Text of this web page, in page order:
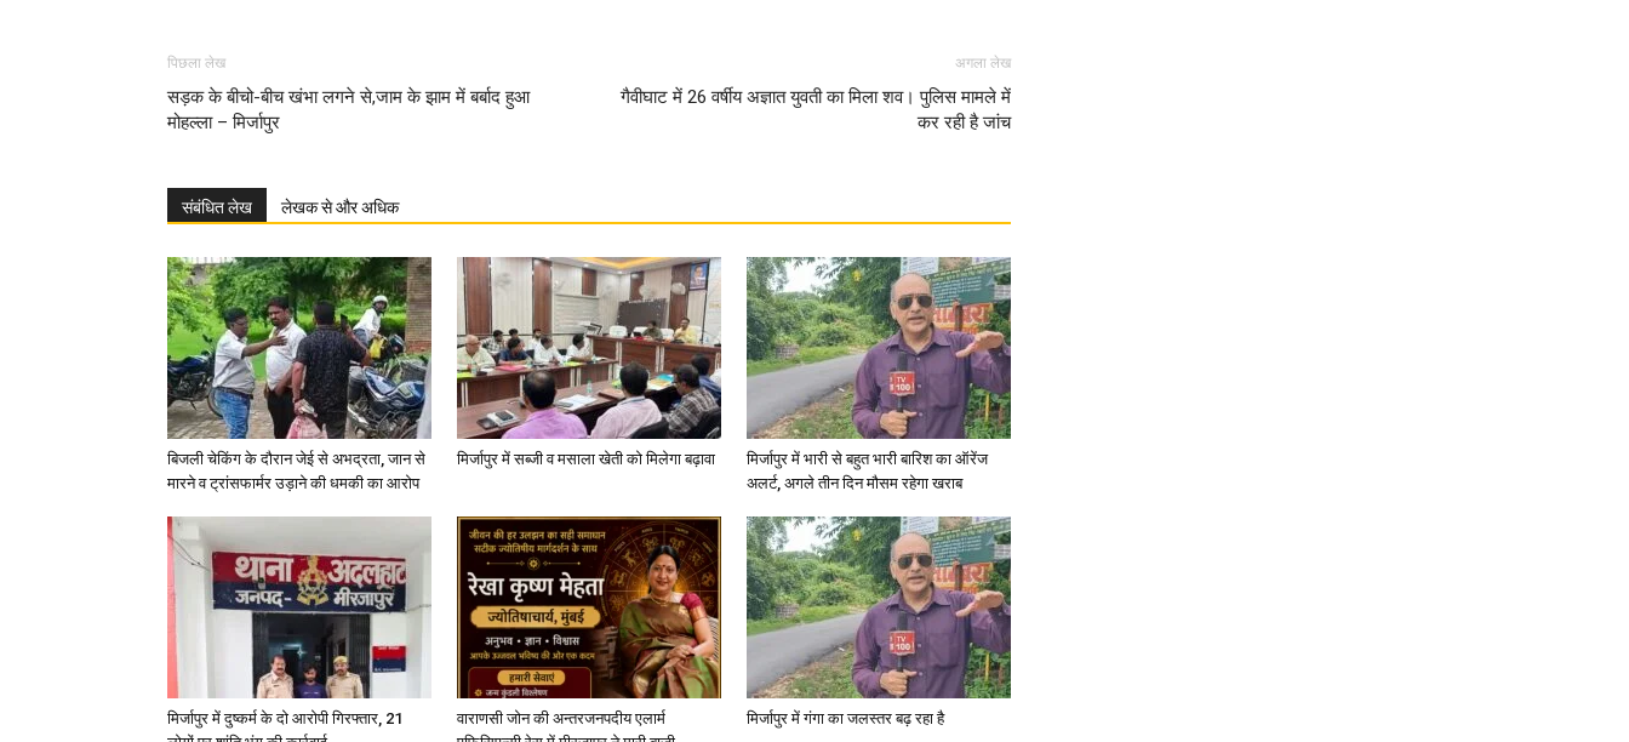
पिछला लेख
सड़क के बीचो-बीच खंभा लगने से,जाम के झाम में बर्बाद हुआ
मोहल्ला – मिर्जापुर
अगला लेख
गैवीघाट में 26 वर्षीय अज्ञात युवती का मिला शव। पुलिस मामले में
कर रही है जांच
संबंधित लेख लेखक से और अधिक
बिजली चेकिंग के दौरान जेई से अभद्रता, जान से
मारने व ट्रांसफार्मर उड़ाने की धमकी का आरोप
मिर्जापुर में सब्जी व मसाला खेती को मिलेगा बढ़ावा
मिर्जापुर में भारी से बहुत भारी बारिश का ऑरेंज
अलर्ट, अगले तीन दिन मौसम रहेगा खराब
मिर्जापुर में दुष्कर्म के दो आरोपी गिरफ्तार, 21
वाराणसी जोन की अन्तरजनपदीय एलार्म
मिर्जापुर में गंगा का जलस्तर बढ़ रहा है